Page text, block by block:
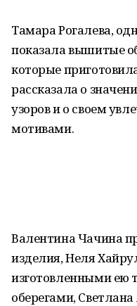
Тамара Рогалева,
показала вышитые
которые
рассказала о
узоров и о своем
мотивами.
Валентина Чачина
изделия, Неля
изготовленными
оберегами,